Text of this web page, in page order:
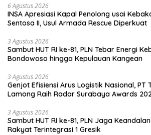
6 Agustus 2026
INSA Apresiasi Kapal Penolong usai
Sentosa II, Usul Armada Rescue Diperkuat
3 Agustus 2026
Sambut HUT RI ke-81, PLN Tebar Energi
Bondowoso hingga Kepulauan Kangean
3 Agustus 2026
Genjot Efisiensi Arus Logistik Nasional, PT
Lamong Raih Radar Surabaya Awards
3 Agustus 2026
Sambut HUT RI ke-81, PLN Jaga
Rakyat Terintegrasi 1 Gresik